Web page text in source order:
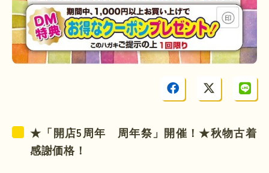
★「開店5 周年 周年祭」開催！★秋物古着
感謝価格！